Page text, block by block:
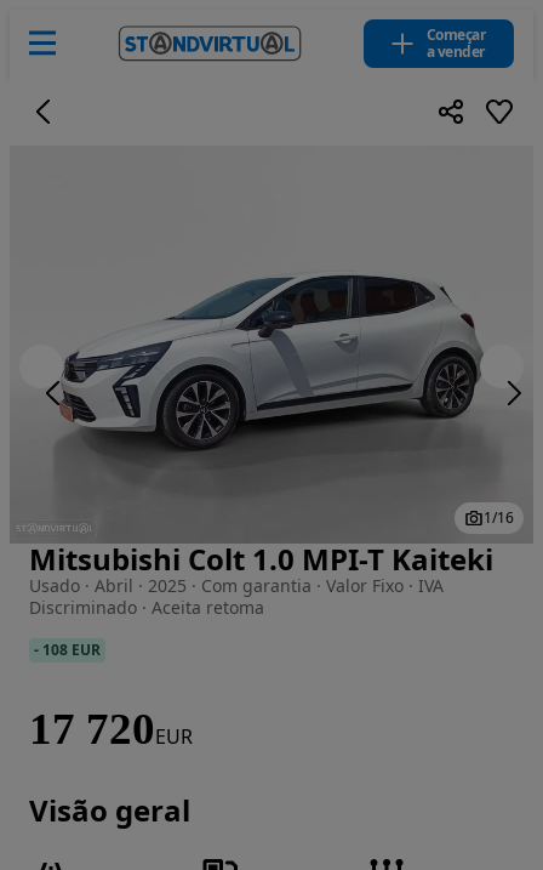
Começar
a vender
Imagem 1 de 16
1/16
Mitsubishi Colt 1.0 MPI-T Kaiteki
Usado · Abril · 2025 · Com garantia · Valor Fixo · IVA
Discriminado · Aceita retoma
- 108 EUR
17 720EUR
Visão geral